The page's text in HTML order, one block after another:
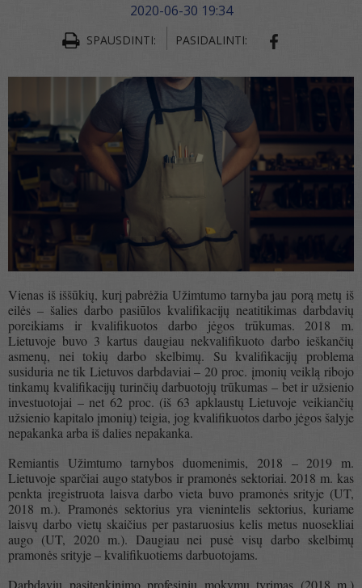
2020-06-30 19:34
SPAUSDINTI: PASIDALINTI:
Vienas iš iššūkių, kurį pabrėžia Užimtumo tarnyba jau porą metų iš
eilės – šalies darbo pasiūlos kvalifikacijų neatitikimas darbdavių
poreikiams ir kvalifikuotos darbo jėgos trūkumas. 2018 m.
Lietuvoje buvo 3 kartus daugiau nekvalifikuoto darbo ieškančių
asmenų, nei tokių darbo skelbimų. Su kvalifikacijų problema
susiduria ne tik Lietuvos darbdaviai – 20 proc. įmonių veiklą ribojo
tinkamų kvalifikacijų turinčių darbuotojų trūkumas – bet ir užsienio
investuotojai – net 62 proc. (iš 63 apklaustų Lietuvoje veikiančių
užsienio kapitalo įmonių) teigia, jog kvalifikuotos darbo jėgos šalyje
nepakanka arba iš dalies nepakanka.
Remiantis Užimtumo tarnybos duomenimis, 2018 – 2019 m.
Lietuvoje sparčiai augo statybos ir pramonės sektoriai. 2018 m. kas
penkta įregistruota laisva darbo vieta buvo pramonės srityje (UT,
2018 m.). Pramonės sektorius yra vienintelis sektorius, kuriame
laisvų darbo vietų skaičius per pastaruosius kelis metus nuosekliai
augo (UT, 2020 m.). Daugiau nei pusė visų darbo skelbimų
pramonės srityje – kvalifikuotiems darbuotojams.
Darbdavių pasitenkinimo profesiniu mokymu tyrimas (2018 m.)